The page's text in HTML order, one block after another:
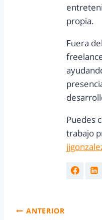
propia.
Fuera
Puedes
trabajo
ANTERIOR